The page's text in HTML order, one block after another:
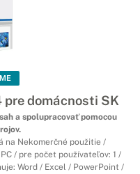
pre domácnosti SK
a spolupracovať pomocou
na Nekomerčné použitie /
/ pre počet používateľov: 1 /
Word / Excel / PowerPoint /